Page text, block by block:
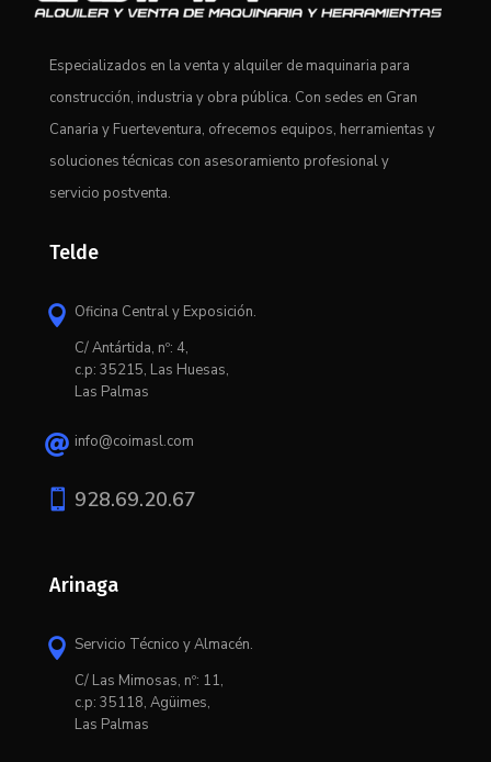
Especializados en la venta y alquiler de maquinaria para
construcción, industria y obra pública. Con sedes en Gran
Canaria y Fuerteventura, ofrecemos equipos, herramientas y
soluciones técnicas con asesoramiento profesional y
servicio postventa.
Telde
 Oficina Central y Exposición.
C/ Antártida, nº: 4,
c.p: 35215, Las Huesas,
Las Palmas
 info@coimasl.com
 928.69.20.67
Arinaga
 Servicio Técnico y Almacén.
C/ Las Mimosas, nº: 11,
c.p: 35118, Agüimes,
Las Palmas